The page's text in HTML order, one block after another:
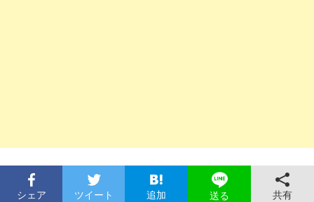
シェア ツイート 追加 送る 共有